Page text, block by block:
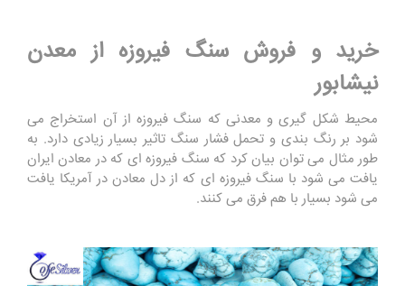
خرید و فروش سنگ فیروزه از معدن
نیشابور
محیط شکل گیری و معدنی که سنگ فیروزه از آن استخراج می
شود بر رنگ بندی و تحمل فشار سنگ تاثیر بسیار زیادی دارد. به
طور مثال می توان بیان کرد که سنگ فیروزه ای که در معادن ایران
یافت می شود با سنگ فیروزه ای که از دل معادن در آمریکا یافت
می شود بسیار با هم فرق می کنند.